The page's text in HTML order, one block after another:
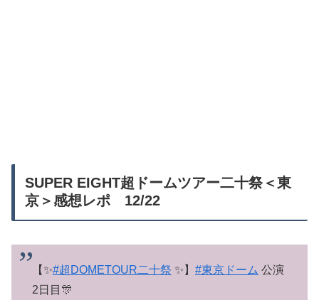
SUPER EIGHT超ドームツアー二十祭＜東
京＞感想レポ 12/22
【✨#超DOMETOUR二十祭 ✨】 #東京ドーム 公演
2日目🎊